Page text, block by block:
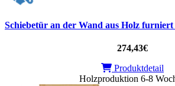
Schiebetür an der Wand aus Holz furniert
274,43€
Produktdetail
Holzproduktion 6-8